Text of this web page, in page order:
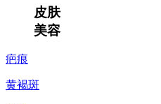
皮肤
美容
疤痕
黄褐斑